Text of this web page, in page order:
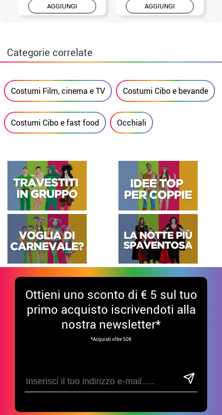
AGGIUNGI AGGIUNGI
Categorie correlate
Costumi Film, cinema e TV Costumi Cibo e bevande
Costumi Cibo e fast food Occhiali
Ottieni uno sconto di € 5 sul tuo
primo acquisto iscrivendoti alla
nostra newsletter*
*Acquisti oltre 50€